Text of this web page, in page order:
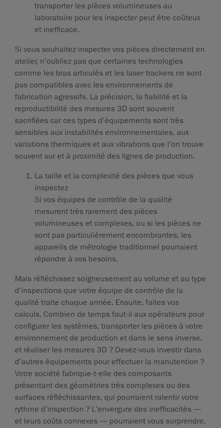
transporter les pièces volumineuses au
laboratoire pour les inspecter peut être coûteux
et inefficace.
Si vous souhaitez inspecter vos pièces directement en
atelier, n’oubliez pas que certaines technologies
comme les bras articulés et les laser trackers ne sont
pas compatibles avec les environnements de
fabrication agressifs. La précision, la fiabilité et la
reproductibilité des mesures 3D sont souvent
sacrifiées car ces types d’équipements sont très
sensibles aux instabilités environnementales, aux
variations thermiques et aux vibrations que l’on trouve
souvent sur et à proximité des lignes de production.
La taille et la complexité des pièces que vous
inspectez
Si vos équipes de contrôle de la qualité
mesurent très rarement des pièces
volumineuses et complexes, ou si les pièces ne
sont pas particulièrement encombrantes, les
appareils de métrologie traditionnel pourraient
répondre à vos besoins.
Mais réfléchissez soigneusement au volume et au type
d’inspections que votre équipe de contrôle de la
qualité traite chaque année. Ensuite, faites vos
calculs. Combien de temps faut-il aux opérateurs pour
configurer les systèmes, transporter les pièces à votre
environnement de production et dans le sens inverse,
et réaliser les mesures 3D ? Devez-vous investir dans
d’autres équipements pour effectuer la manutention ?
Votre société fabrique-t-elle des composants
présentant des géométries très complexes ou des
surfaces réfléchissantes, qui pourraient ralentir votre
rythme d’inspection ? L’envergure des inefficacités —
et leurs coûts connexes — pourraient vous surprendre.